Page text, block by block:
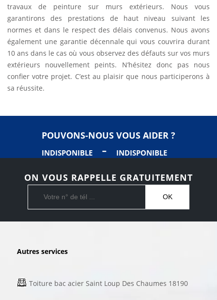
travaux de peinture sur murs extérieurs. Nous vous
garantirons des prestations de haut niveau suivant les
normes et dans le respect des délais convenus. Nous avons
également une garantie décennale qui vous couvrira durant
10 ans dans le cas où vous observez des défauts sur vos murs
extérieurs nouvellement peints. N’hésitez donc pas nous
confier votre projet. C’est au plaisir que nous participerons à
sa réussite.
POUVONS-NOUS VOUS AIDER ?
INDISPONIBLE - INDISPONIBLE
ON VOUS RAPPELLE GRATUITEMENT
Autres services
Toiture bac acier Saint Loup Des Chaumes 18190